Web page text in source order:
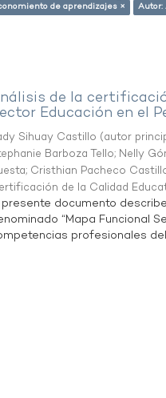
de aprendizajes × Autor:
de la
Educación en el
Sihuay Castillo (autor
Barboza Tello; Nelly
; Cristhian Pacheco
de la Calidad
presente documento
“Mapa Funcional
profesionales del